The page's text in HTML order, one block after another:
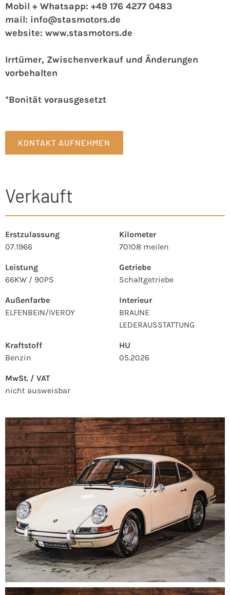
Mobil + Whatsapp: +49 176 4277 0483
mail: info@stasmotors.de
website: www.stasmotors.de
Irrtümer, Zwischenverkauf und Änderungen
vorbehalten
*Bonität vorausgesetzt
KONTAKT AUFNEHMEN
Verkauft
Erstzulassung
07.1966
Kilometer
70108 meilen
Leistung
66KW / 90PS
Getriebe
Schaltgetriebe
Außenfarbe
ELFENBEIN/IVEROY
Interieur
BRAUNE
LEDERAUSSTATTUNG
Kraftstoff
Benzin
HU
05.2026
MwSt. / VAT
nicht ausweisbar